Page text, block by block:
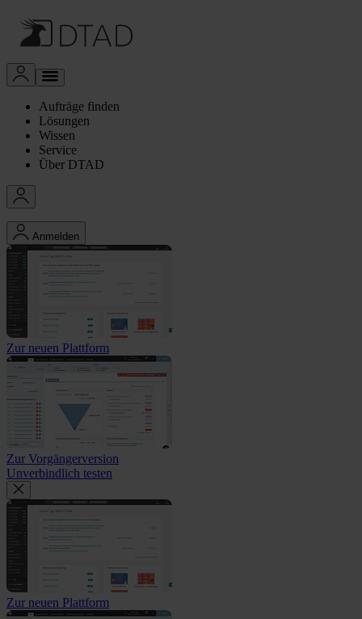
Aufträge finden
Lösungen
Wissen
Service
Über DTAD
Anmelden
Zur neuen Plattform
Zur Vorgängerversion
Unverbindlich testen
Zur neuen Plattform